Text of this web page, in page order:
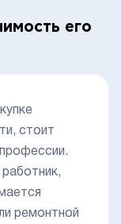
его
стоит
ремонтной